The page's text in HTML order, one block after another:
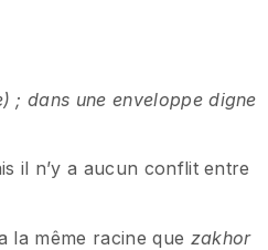
; dans une enveloppe digne
il n’y a aucun conflit entre
la même racine que zakhor